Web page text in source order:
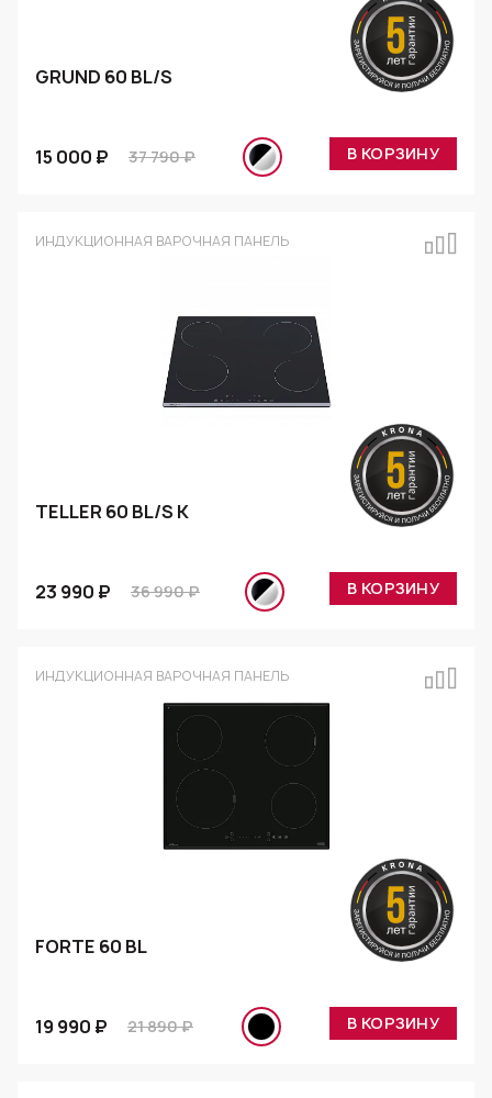
GRUND 60 BL/S
15 000 ₽ 37 790 ₽ В КОРЗИНУ
ИНДУКЦИОННАЯ ВАРОЧНАЯ ПАНЕЛЬ
TELLER 60 BL/S K
23 990 ₽ 36 990 ₽ В КОРЗИНУ
ИНДУКЦИОННАЯ ВАРОЧНАЯ ПАНЕЛЬ
FORTE 60 BL
19 990 ₽ 21 890 ₽ В КОРЗИНУ